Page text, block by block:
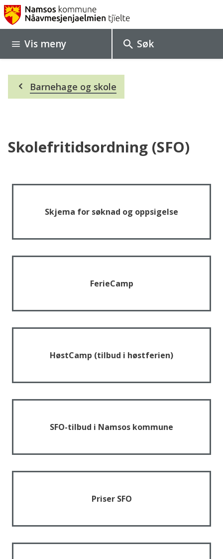
N
a
m
o
m
n
e
Søk
Vis meny
her:
Barnehage og skole
Skolefritidsordning (SFO)
Skjema for søknad og oppsigelse
FerieCamp
HøstCamp (tilbud i høstferien)
SFO-tilbud i Namsos kommune
Priser SFO